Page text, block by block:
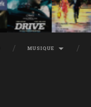
MUSIQUE